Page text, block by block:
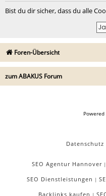
Bist du dir sicher, dass du alle
Foren-Übersicht
zum ABAKUS Forum
Powered
Datenschutz
SEO Agentur Hannover|
SEO Dienstleistungen |
Backlinks kaufen |